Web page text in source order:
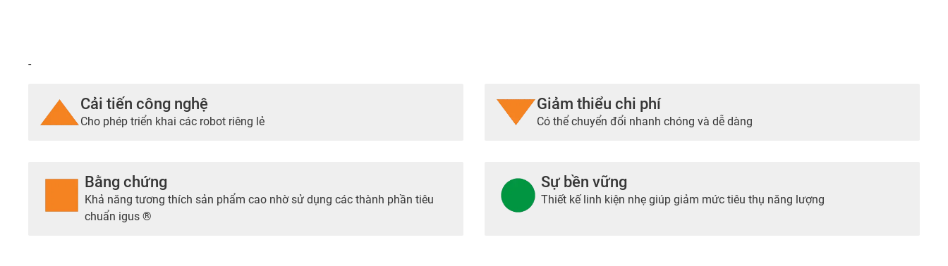
-
Cải tiến công nghệ
Cho phép triển khai các robot riêng lẻ
Giảm thiểu chi phí
Có thể chuyển đổi nhanh chóng và dễ dàng
Bằng chứng
Khả năng tương thích sản phẩm cao nhờ sử dụng các thành phần tiêu
chuẩn igus ®
Sự bền vững
Thiết kế linh kiện nhẹ giúp giảm mức tiêu thụ năng lượng